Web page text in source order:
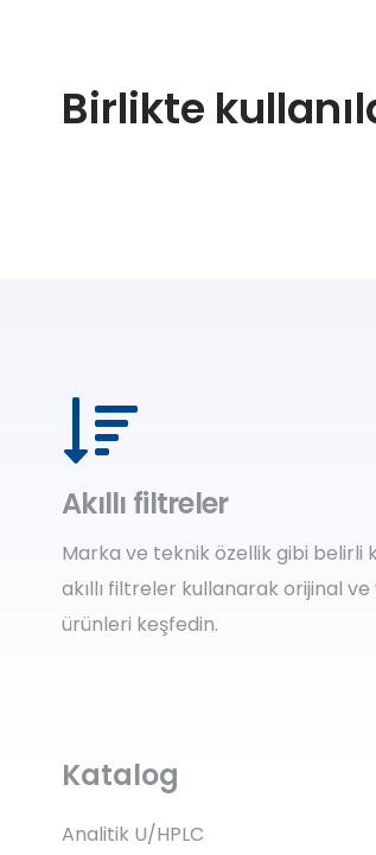
Birlikte
Akıllı filtreler
Marka ve teknik özellik gibi belirli
akıllı filtreler kullanarak orijinal
ürünleri keşfedin.
Katalog
Analitik U/HPLC